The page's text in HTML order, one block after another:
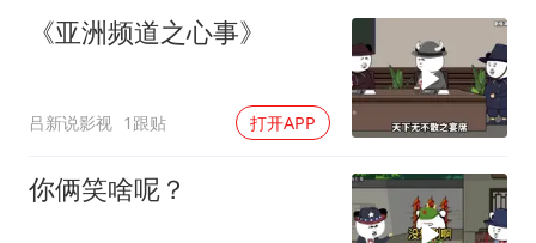
《亚洲频道之心事》
吕新说影视 1跟贴 打开APP
你俩笑啥呢？